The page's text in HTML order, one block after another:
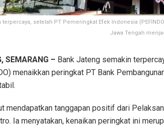
setelah PT Pemeringkat Efek Indonesia
Jawa Tengah
SEMARANG – Bank Jateng semakin
menaikkan peringkat PT Bank
mendapatkan tanggapan positif dari
Ia menyatakan, kenaikan peringkat ini